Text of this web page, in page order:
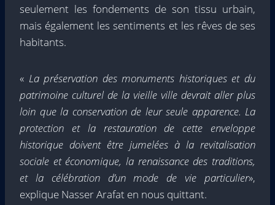
seulement les fondements de son tissu urbain,
mais également les sentiments et les rêves de ses
habitants.
« La préservation des monuments historiques et du
patrimoine culturel de la vieille ville devrait aller plus
loin que la conservation de leur seule apparence. La
protection et la restauration de cette enveloppe
historique doivent être jumelées à la revitalisation
sociale et économique, la renaissance des traditions,
et la célébration d’un mode de vie particulier»,
explique Nasser Arafat en nous quittant.